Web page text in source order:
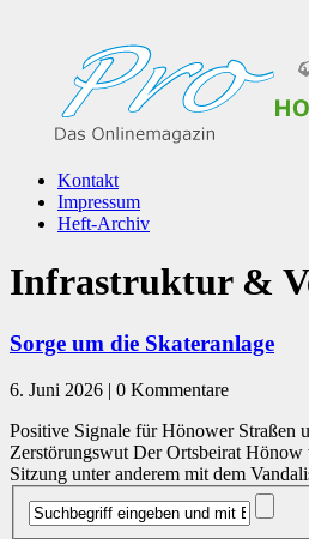
Kontakt
Impressum
Heft-Archiv
Infrastruktur &
Sorge um die Skateranlage
6. Juni 2026 | 0 Kommentare
Positive Signale für Hönower Straßen
Zerstörungswut Der Ortsbeirat
Sitzung unter anderem mit dem